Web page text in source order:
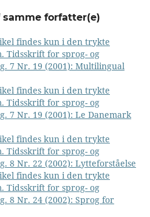
forfatter(e)
findes kun i den trykte
Tidsskrift for sprog- og
7 Nr. 19 (2001): Multilingual
findes kun i den trykte
Tidsskrift for sprog- og
7 Nr. 19 (2001): Le Danemark
findes kun i den trykte
Tidsskrift for sprog- og
8 Nr. 22 (2002): Lytteforståelse
findes kun i den trykte
Tidsskrift for sprog- og
8 Nr. 24 (2002): Sprog for